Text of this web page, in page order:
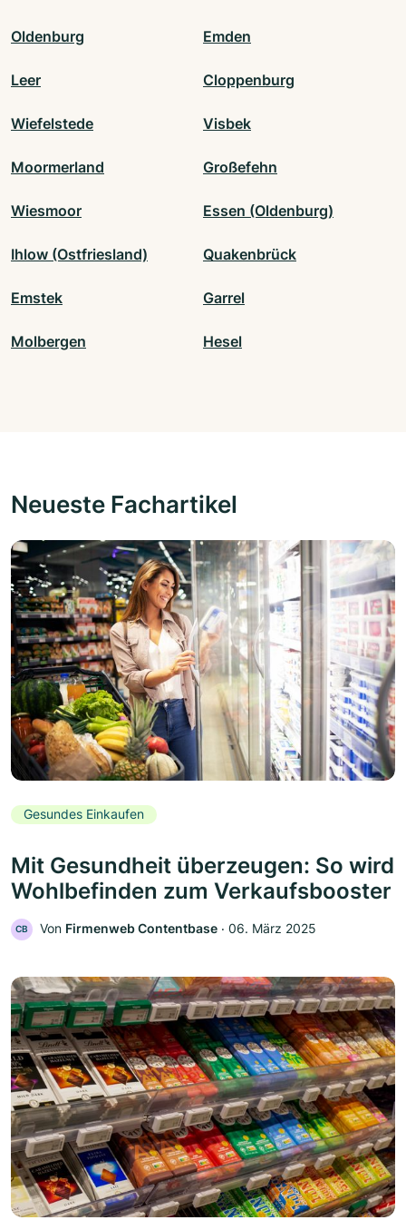
Oldenburg Emden
Leer Cloppenburg
Wiefelstede Visbek
Moormerland Großefehn
Wiesmoor Essen (Oldenburg)
Ihlow (Ostfriesland) Quakenbrück
Emstek Garrel
Molbergen Hesel
Neueste Fachartikel
Gesundes Einkaufen
Mit Gesundheit überzeugen: So wird
Wohlbefinden zum Verkaufsbooster
CB Von Firmenweb Contentbase ‧ 06. März 2025